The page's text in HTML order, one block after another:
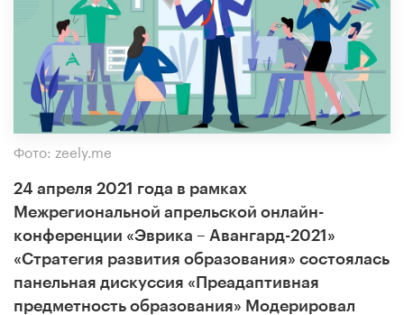
Фото: zeely.me
24 апреля 2021 года в рамках
Межрегиональной апрельской онлайн-
конференции «Эврика – Авангард-2021»
«Стратегия развития образования» состоялась
панельная дискуссия «Преадаптивная
предметность образования» Модерировал